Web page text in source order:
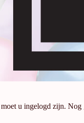
u ingelogd zijn. Nog